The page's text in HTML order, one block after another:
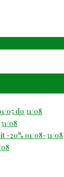
05 do 31/08
08
-20% 01/08-31/08